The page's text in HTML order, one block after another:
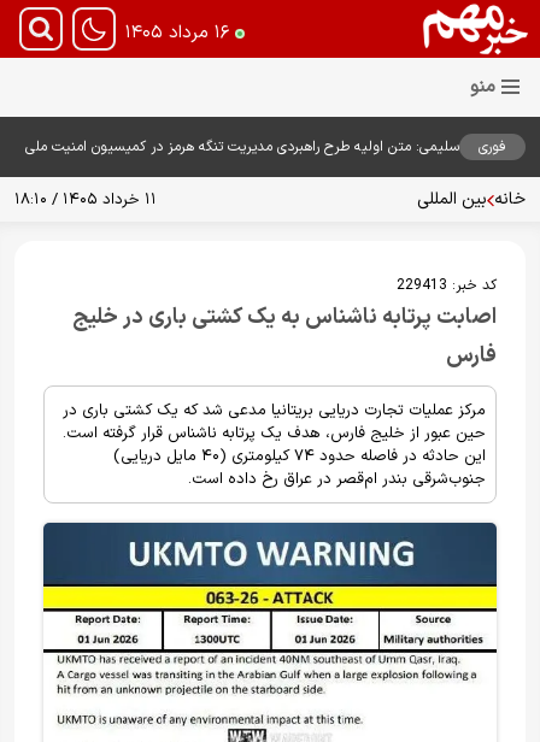
۱۶ مرداد ۱۴۰۵
فوری
سلیمی: متن اولیه طرح راهبردی مدیریت تنگه هرمز در کمیسیون امنیت ملی
خانه بین المللی ۱۱ خرداد ۱۴۰۵ / ۱۸:۱۰
کد خبر: 229413
اصابت پرتابه ناشناس به یک کشتی باری در خلیج
فارس
مرکز عملیات تجارت دریایی بریتانیا مدعی شد که یک کشتی باری در
حین عبور از خلیج فارس، هدف یک پرتابه ناشناس قرار گرفته است.
این حادثه در فاصله حدود ۷۴ کیلومتری (۴۰ مایل دریایی)
جنوب‌شرقی بندر ام‌قصر در عراق رخ داده است.